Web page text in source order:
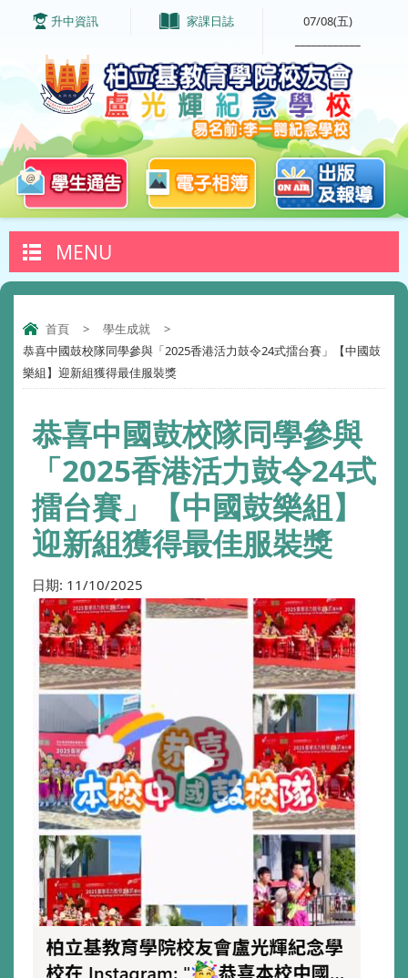
升中資訊 家課日誌
07/08(五)
MENU
首頁 > 學生成就
>
恭喜中國鼓校隊同學參與「2025香港活力鼓令24式擂台賽」【中國鼓
樂組】迎新組獲得最佳服裝獎
恭喜中國鼓校隊同學參與
「2025香港活力鼓令24式
擂台賽」【中國鼓樂組】
迎新組獲得最佳服裝獎
日期: 11/10/2025